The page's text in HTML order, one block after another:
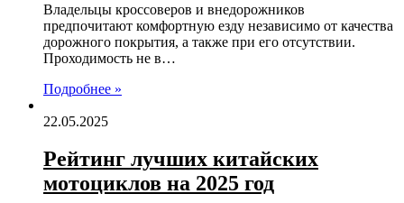
Владельцы кроссоверов и внедорожников
предпочитают комфортную езду независимо от качества
дорожного покрытия, а также при его отсутствии.
Проходимость не в…
Подробнее »
22.05.2025
Рейтинг лучших китайских
мотоциклов на 2025 год